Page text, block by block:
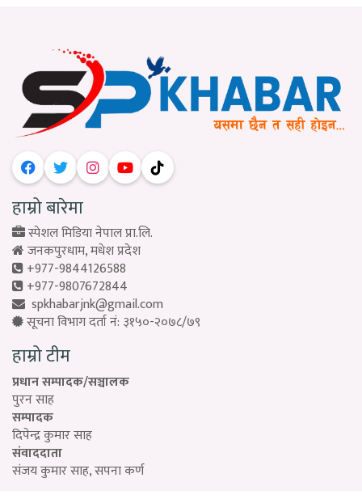
हाम्रो बारेमा
स्पेशल मिडिया नेपाल प्रा.लि.
जनकपुरधाम, मधेश प्रदेश
+977-9844126588
+977-9807672844
spkhabarjnk@gmail.com
सूचना विभाग दर्ता नं: ३१५०-२०७८/७९
हाम्रो टीम
प्रधान सम्पादक/सञ्चालक
पुरन साह
सम्पादक
दिपेन्द्र कुमार साह
संवाददाता
संजय कुमार साह, सपना कर्ण